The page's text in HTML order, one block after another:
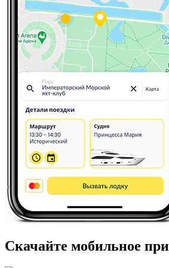
Скачайте мобильное